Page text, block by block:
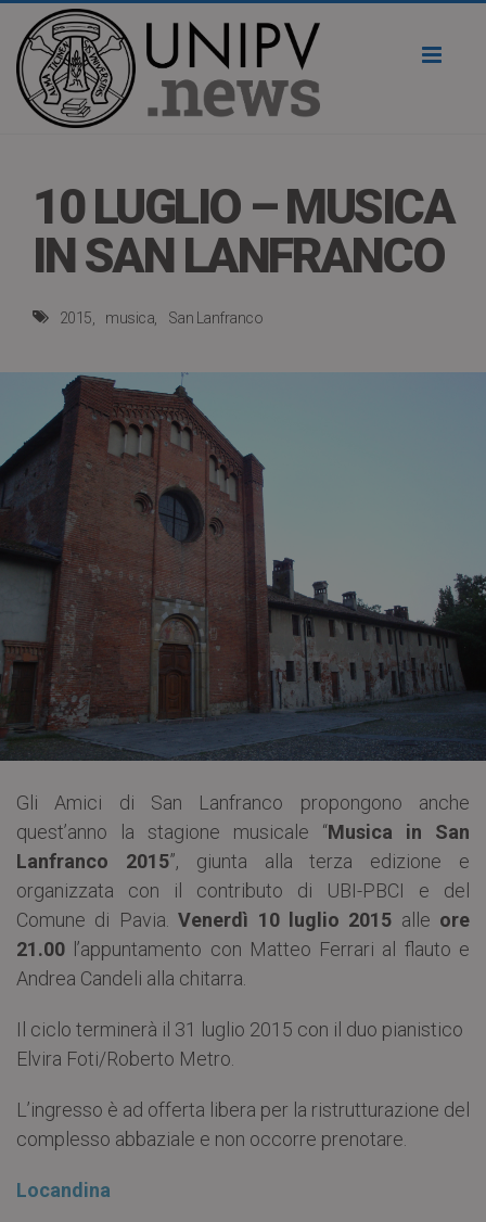
10 LUGLIO – MUSICA
IN SAN LANFRANCO
2015 musica San Lanfranco
Gli Amici di San Lanfranco propongono anche
quest’anno la stagione musicale “Musica in San
Lanfranco 2015”, giunta alla terza edizione e
organizzata con il contributo di UBI-PBCI e del
Comune di Pavia.Venerdì 10 luglio 2015 alle ore
21.00 l’appuntamento con Matteo Ferrari al flauto e
Andrea Candeli alla chitarra.
Il ciclo terminerà il 31 luglio 2015 con il duo pianistico
Elvira Foti/Roberto Metro.
L’ingresso è ad offerta libera per la ristrutturazione del
complesso abbaziale e non occorre prenotare.
Locandina